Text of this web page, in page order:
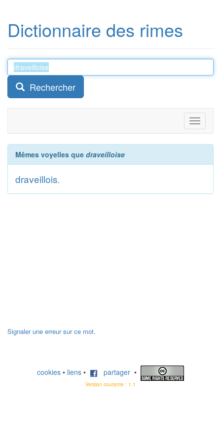
Dictionnaire des rimes
Rechercher
Toggle
Mêmes voyelles que draveilloise
draveillois.
Signaler une erreur sur ce mot.
cookies • liens • partager •
Version courante : 1.1